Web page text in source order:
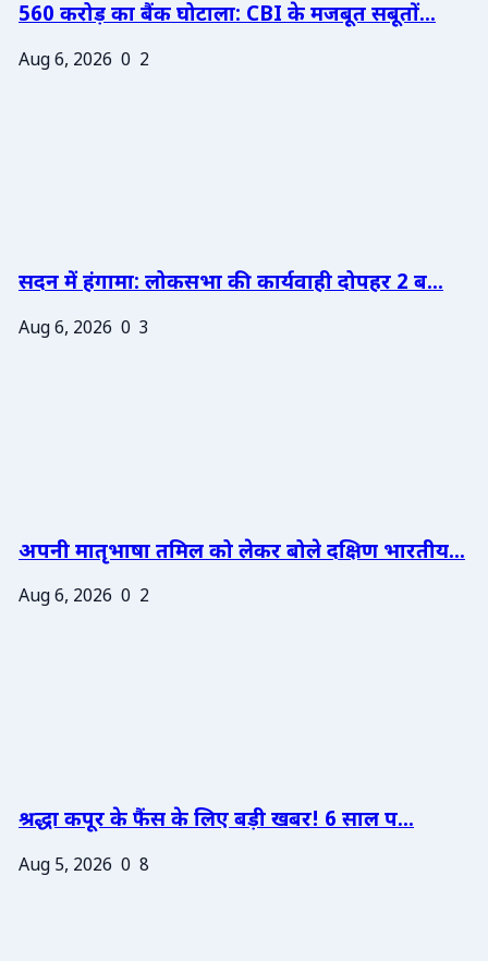
560 करोड़ का बैंक घोटाला: CBI के मजबूत सबूतों...
Aug 6, 2026 0 2
सदन में हंगामा: लोकसभा की कार्यवाही दोपहर 2 ब...
Aug 6, 2026 0 3
अपनी मातृभाषा तमिल को लेकर बोले दक्षिण भारतीय...
Aug 6, 2026 0 2
श्रद्धा कपूर के फैंस के लिए बड़ी खबर! 6 साल प...
Aug 5, 2026 0 8